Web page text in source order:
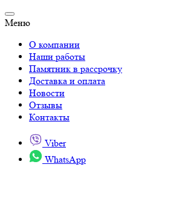
Меню
О компании
Наши работы
Памятник в рассрочку
Доставка и оплата
Новости
Отзывы
Контакты
Viber
WhatsApp